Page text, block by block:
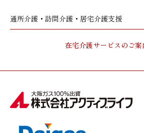
通所介護・訪問介護・居宅介護支援
在宅介護サービスのご案